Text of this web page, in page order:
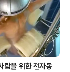
람을 위한 전자동